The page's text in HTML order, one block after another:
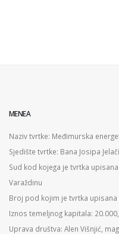
MENEA
Naziv tvrtke: Međimurska
Sjedište tvrtke: Bana Josipa
Sud kod kojega je tvrtka
Varaždinu
Broj pod kojim je tvrtka upisana
Iznos temeljnog kapitala:
Uprava društva: Alen Višnjić,